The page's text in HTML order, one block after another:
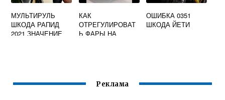
МУЛЬТИРУЛЬ
ШКОДА РАПИД
2021 ЗНАЧЕНИЕ
КАК
ОТРЕГУЛИРОВАТ
Ь ФАРЫ НА
ОШИБКА 0351
ШКОДА ЙЕТИ
Реклама